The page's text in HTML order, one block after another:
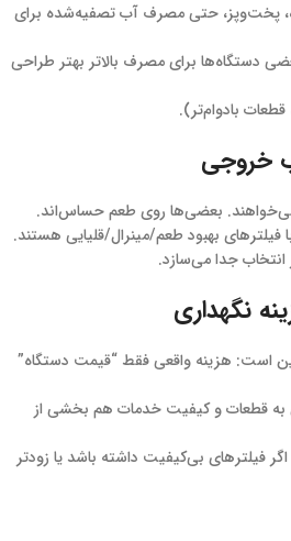
پخت‌وپز، حتی مصرف آب تصفیه‌شده برای
دستگاه‌ها برای مصرف بالاتر بهتر طراحی
بادوام‌تر).
بعضی‌ها روی طعم حساس‌اند.
فیلترهای بهبود طعم/مینرال/قلیایی هستند.
جدا می‌سازد.
است: هزینه واقعی فقط “قیمت دستگاه”
به قطعات و کیفیت خدمات هم بخشی از
فیلترهای بی‌کیفیت داشته باشد یا زودتر